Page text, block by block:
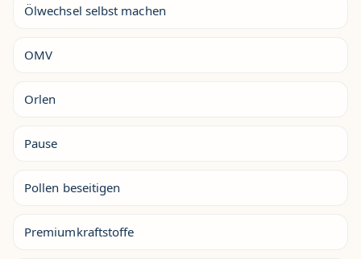
Ölwechsel selbst machen
OMV
Orlen
Pause
Pollen beseitigen
Premiumkraftstoffe